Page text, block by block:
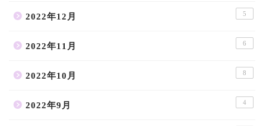
2022年12月 5
2022年11月 6
2022年10月 8
2022年9月 4